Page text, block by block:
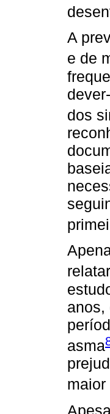
A
e de
dos
anos,
asma